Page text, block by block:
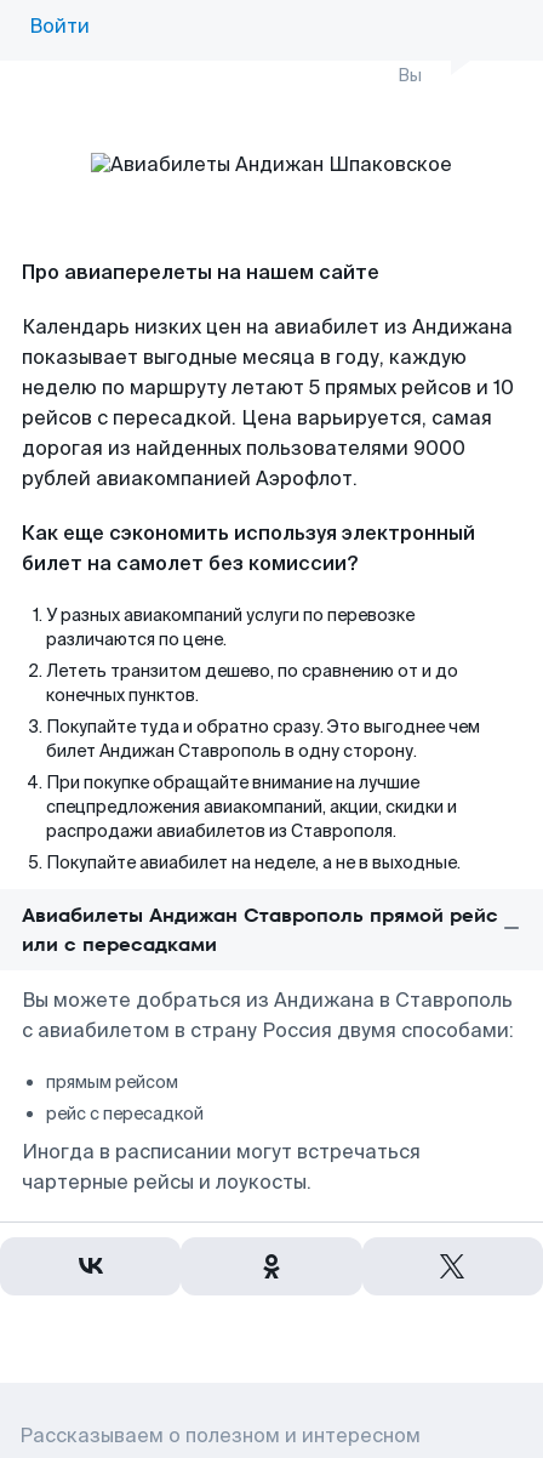
Войти
Вы
Про авиаперелеты на нашем сайте
Календарь низких цен на авиабилет из Андижана
показывает выгодные месяца в году, каждую
неделю по маршруту летают 5 прямых рейсов и 10
рейсов с пересадкой. Цена варьируется, самая
дорогая из найденных пользователями 9000
рублей авиакомпанией Аэрофлот.
Как еще сэкономить используя электронный
билет на самолет без комиссии?
У разных авиакомпаний услуги по перевозке
различаются по цене.
Лететь транзитом дешево, по сравнению от и до
конечных пунктов.
Покупайте туда и обратно сразу. Это выгоднее чем
билет Андижан Ставрополь в одну сторону.
При покупке обращайте внимание на лучшие
спецпредложения авиакомпаний, акции, скидки и
распродажи авиабилетов из Ставрополя.
Покупайте авиабилет на неделе, а не в выходные.
Авиабилеты Андижан Ставрополь прямой рейс
или с пересадками
Вы можете добраться из Андижана в Ставрополь
с авиабилетом в страну Россия двумя способами:
прямым рейсом
рейс с пересадкой
Иногда в расписании могут встречаться
чартерные рейсы и лоукосты.
Рассказываем о полезном и интересном